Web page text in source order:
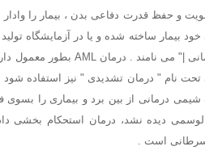
و حفظ قدرت دفاعی بدن ، بیمار را وادار
بیمار ساخته شده و یا در آزمایشگاه
نام " درمان تشدیدی " نیز استفاده شود
درمانی از بین برد و بیماری را
لوسمی دیده نشد، درمان استحکام بخشی
سرطانی است .